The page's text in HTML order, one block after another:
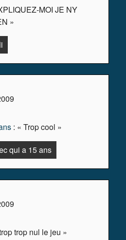
MOI JE NY
»
: « Trop cool »
qui a 15 ans
trop nul le jeu »